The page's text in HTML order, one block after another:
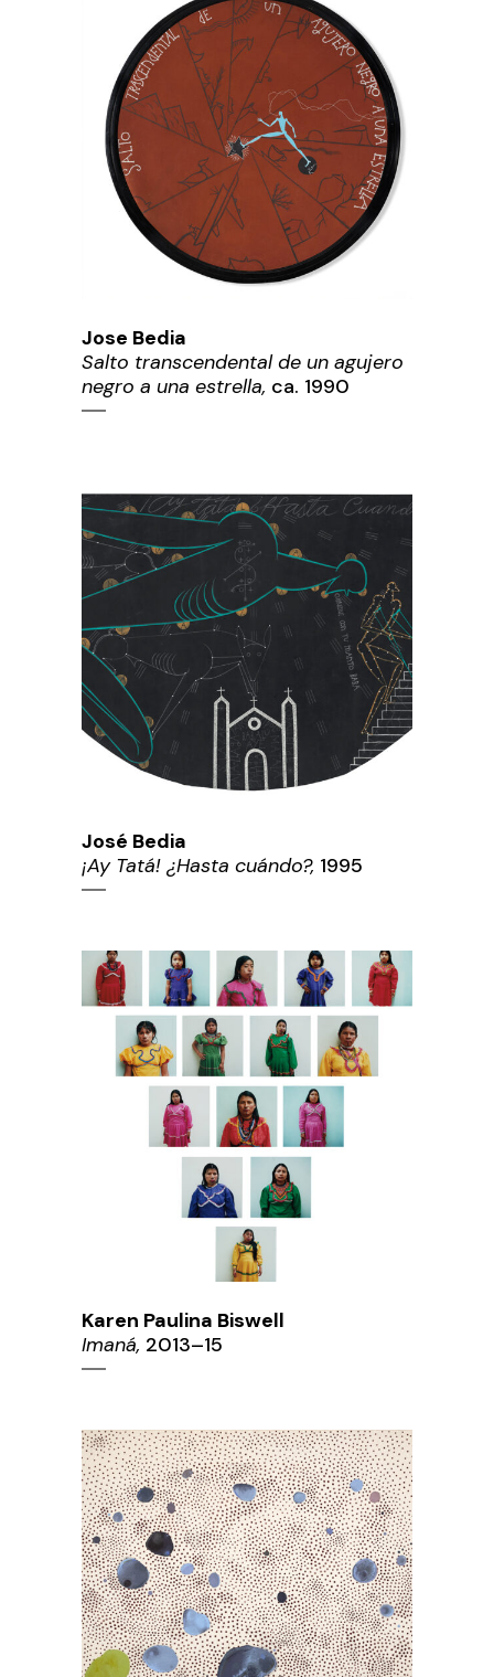
Jose Bedia
Salto transcendental de un agujero
negro a una estrella, ca. 1990
José Bedia
¡Ay Tatá! ¿Hasta cuándo?, 1995
Karen Paulina Biswell
Imaná, 2013–15